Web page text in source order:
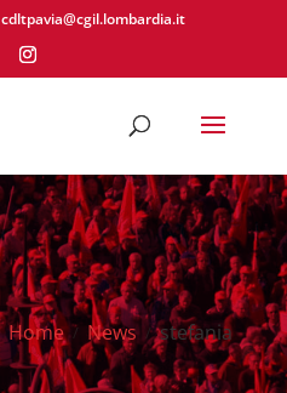
cdltpavia@cgil.lombardia.it
Home News stefania